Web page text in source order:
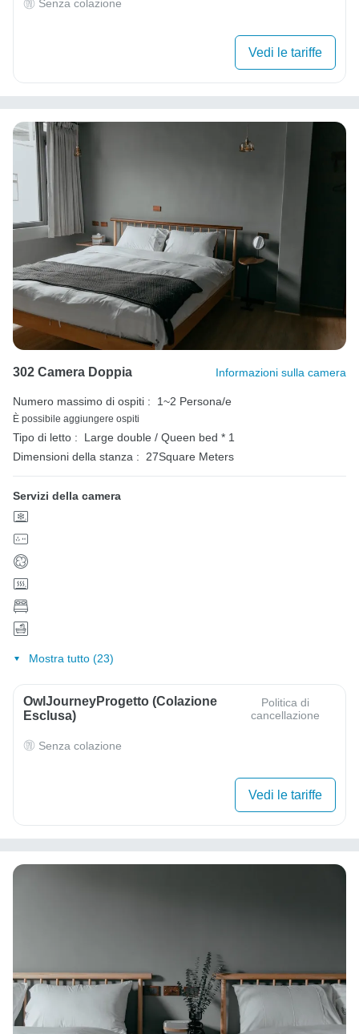
Senza colazione
Vedi le tariffe
302 Camera Doppia Informazioni sulla camera
Numero massimo di ospiti : 1~2 Persona/e
È possibile aggiungere ospiti
Tipo di letto :
Large double / Queen bed * 1
Dimensioni della stanza : 27Square Meters
Servizi della camera
Mostra tutto (23)
OwlJourneyProgetto (colazione
Esclusa)
Politica di
cancellazione
Senza colazione
Vedi le tariffe